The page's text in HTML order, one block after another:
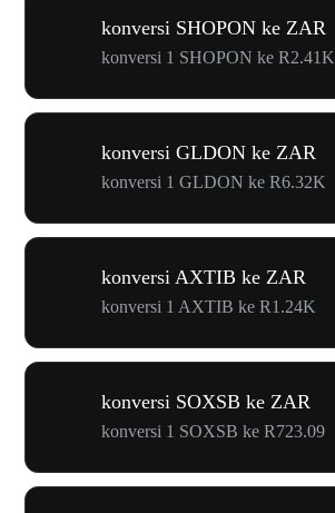
konversi SHOPON ke ZAR
konversi 1 SHOPON ke R2.41K
konversi GLDON ke ZAR
konversi 1 GLDON ke R6.32K
konversi AXTIB ke ZAR
konversi 1 AXTIB ke R1.24K
konversi SOXSB ke ZAR
konversi 1 SOXSB ke R723.09